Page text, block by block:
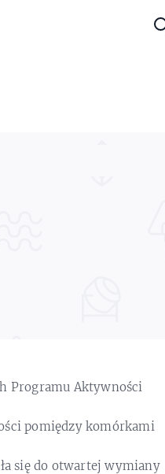
Programu Aktywności
pomiędzy komórkami
się do otwartej wymiany